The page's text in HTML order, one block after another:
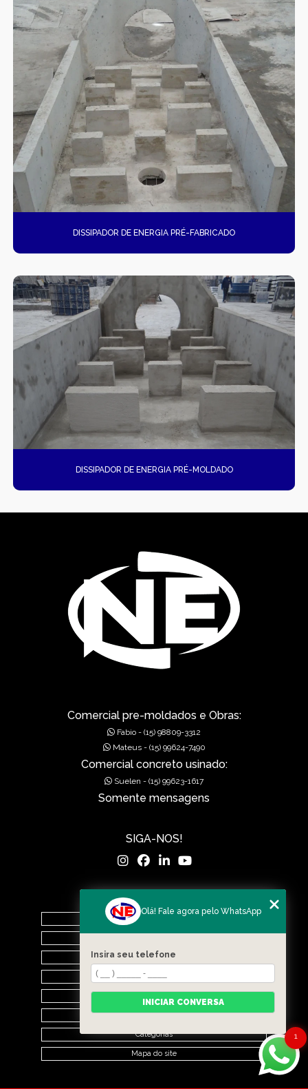
DISSIPADOR DE ENERGIA PRÉ-FABRICADO
DISSIPADOR DE ENERGIA PRÉ-MOLDADO
Comercial pre-moldados e Obras:
Fabio - (15) 98809-3312
Mateus - (15) 99624-7490
Comercial concreto usinado:
Suelen - (15) 99623-1617
Somente mensagens
SIGA-NOS!
MENU
Nova Era Concreto
Nova Era Pré Moldados
Contato
Categorias
Mapa do site
1
Olá! Fale agora pelo WhatsApp
Insira seu telefone
INICIAR CONVERSA